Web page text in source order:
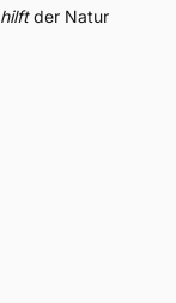
hilftder Natur